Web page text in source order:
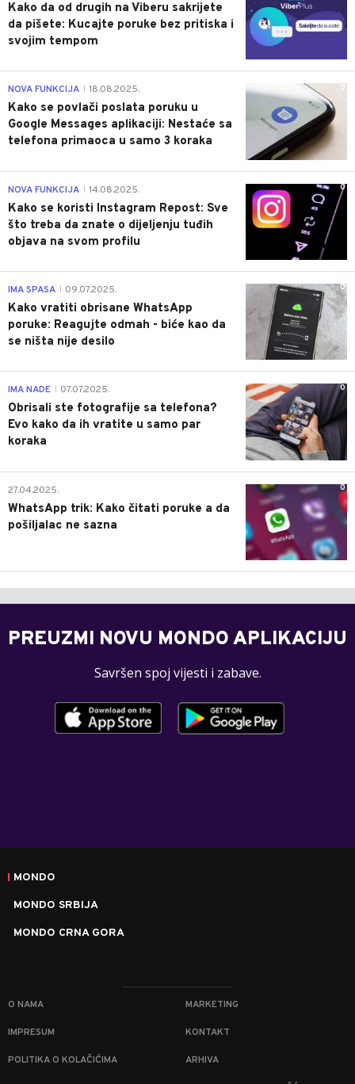
Kako da od drugih na Viberu sakrijete
da pišete: Kucajte poruke bez pritiska i
svojim tempom
0
NOVA FUNKCIJA 18.08.2025.
Kako se povlači poslata poruku u
Google Messages aplikaciji: Nestaće sa
telefona primaoca u samo 3 koraka
0
NOVA FUNKCIJA 14.08.2025.
Kako se koristi Instagram Repost: Sve
što treba da znate o dijeljenju tuđih
objava na svom profilu
0
IMA SPASA 09.07.2025.
Kako vratiti obrisane WhatsApp
poruke: Reagujte odmah - biće kao da
se ništa nije desilo
0
IMA NADE 07.07.2025.
Obrisali ste fotografije sa telefona?
Evo kako da ih vratite u samo par
koraka
0
27.04.2025.
WhatsApp trik: Kako čitati poruke a da
pošiljalac ne sazna
PREUZMI NOVU MONDO APLIKACIJU
Savršen spoj vijesti i zabave.
MONDO
MONDO SRBIJA
MONDO CRNA GORA
O NAMA MARKETING
IMPRESUM KONTAKT
POLITIKA O KOLAČIĆIMA ARHIVA